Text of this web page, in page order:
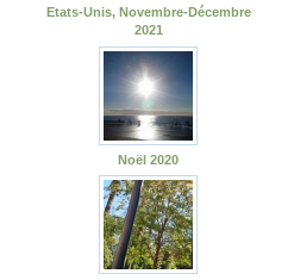
Etats-Unis, Novembre-Décembre
2021
Noël 2020